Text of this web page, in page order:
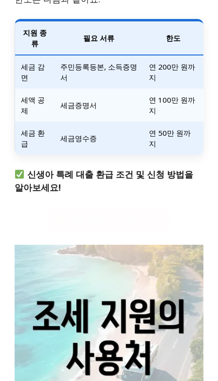
지원 종
류
필요 서류 한도
세금 감
면
주민등록등본, 소득증명
서
연 200만 원까
지
세액 공
제
세금증명서
연 100만 원까
지
세금 환
급
세금영수증
연 50만 원까
지
신생아 특례 대출 환급 조건 및 신청 방법을
알아보세요!